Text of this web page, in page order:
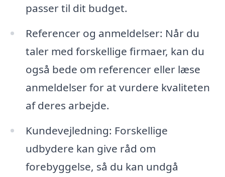
passer til dit budget.
Referencer og anmeldelser: Når du
taler med forskellige firmaer, kan du
også bede om referencer eller læse
anmeldelser for at vurdere kvaliteten
af deres arbejde.
Kundevejledning: Forskellige
udbydere kan give råd om
forebyggelse, så du kan undgå